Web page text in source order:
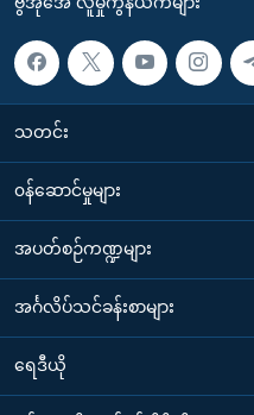
သတင်း
၀န်ဆောင်မှုများ
အပတ်စဉ်ကဏ္ဍများ
အင်္ဂလိပ်သင်ခန်းစာများ
ရေဒီယို